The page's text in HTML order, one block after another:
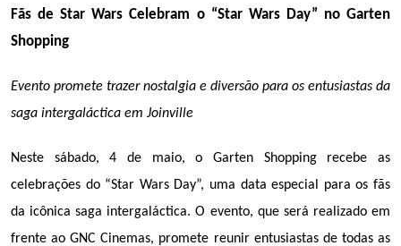
Fãs de Star Wars Celebram o “Star Wars Day” no Garten
Shopping
Evento promete trazer nostalgia e diversão para os entusiastas da
saga intergaláctica em Joinville
Neste sábado, 4 de maio, o Garten Shopping recebe as
celebrações do “Star Wars Day”, uma data especial para os fãs
da icônica saga intergaláctica. O evento, que será realizado em
frente ao GNC Cinemas, promete reunir entusiastas de todas as